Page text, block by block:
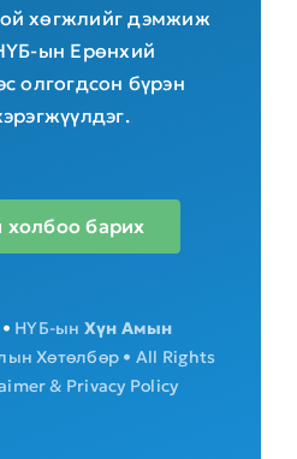
хөгжлийг дэмжиж
ын Ерөнхий
олгогдсон бүрэн
холбоо барих
НҮБ-ын Хүн Амын
Хөтөлбөр • All Rights
& Privacy Policy